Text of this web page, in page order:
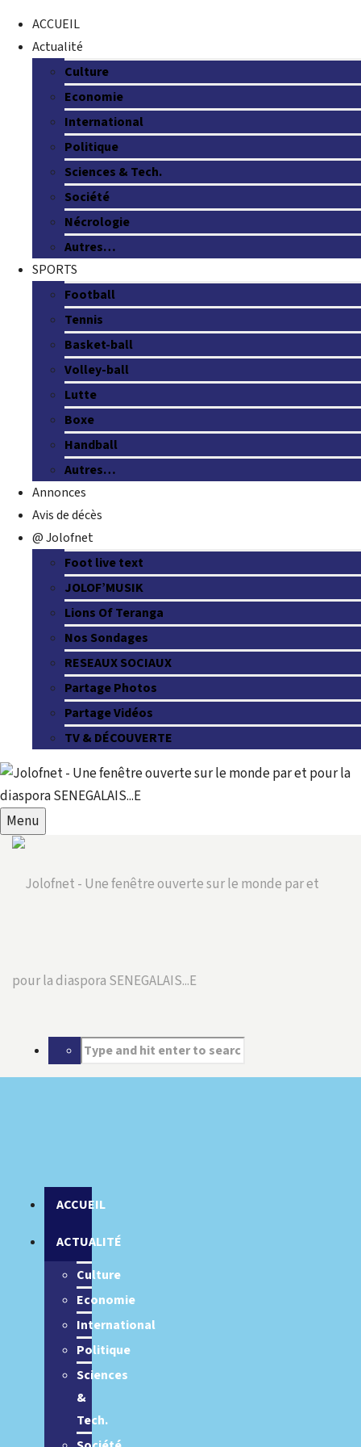
ACCUEIL
Actualité
Culture
Economie
International
Politique
Sciences & Tech.
Société
Nécrologie
Autres…
SPORTS
Football
Tennis
Basket-ball
Volley-ball
Lutte
Boxe
Handball
Autres…
Annonces
Avis de décès
@ Jolofnet
Foot live text
JOLOF’MUSIK
Lions Of Teranga
Nos Sondages
RESEAUX SOCIAUX
Partage Photos
Partage Vidéos
TV & DÉCOUVERTE
Menu
ACCUEIL
ACTUALITÉ
Culture
Economie
International
Politique
Sciences
&
Tech.